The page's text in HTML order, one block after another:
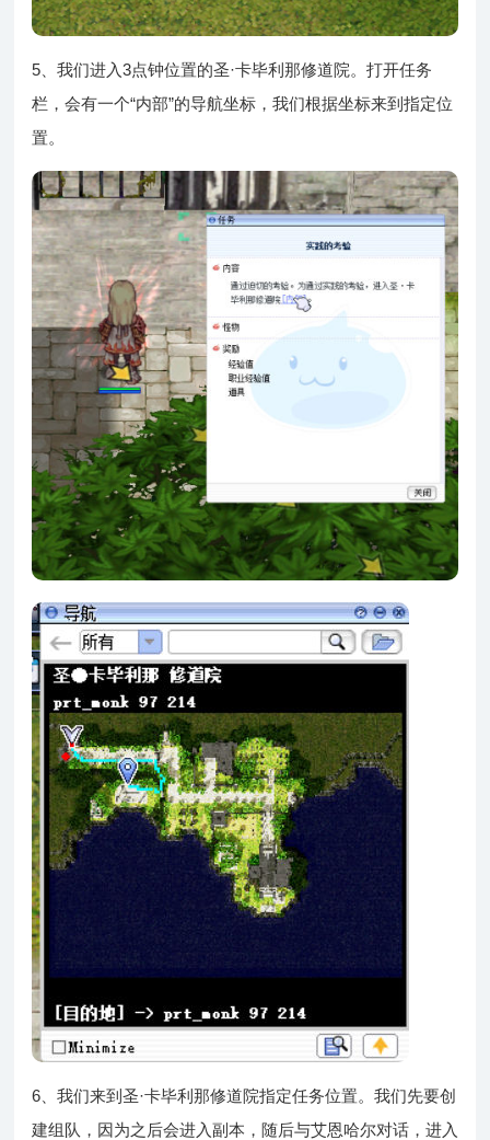
5、我们进入3点钟位置的圣·卡毕利那修道院。打开任务
栏，会有一个“内部”的导航坐标，我们根据坐标来到指定位
置。
6、我们来到圣·卡毕利那修道院指定任务位置。我们先要创
建组队，因为之后会进入副本，随后与艾恩哈尔对话，进入